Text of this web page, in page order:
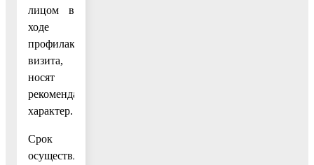
лицом в
ходе
профилактического
визита,
носят
рекомендательный
характер.
Срок
осуществления